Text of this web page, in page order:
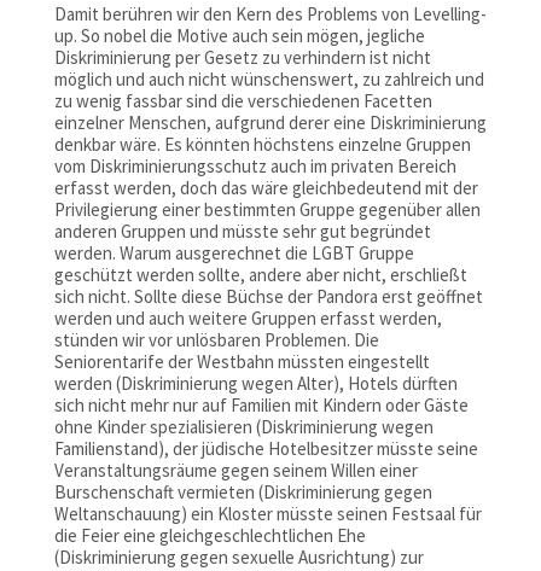
Damit berühren wir den Kern des Problems von Levelling-
up. So nobel die Motive auch sein mögen, jegliche
Diskriminierung per Gesetz zu verhindern ist nicht
möglich und auch nicht wünschenswert, zu zahlreich und
zu wenig fassbar sind die verschiedenen Facetten
einzelner Menschen, aufgrund derer eine Diskriminierung
denkbar wäre. Es könnten höchstens einzelne Gruppen
vom Diskriminierungsschutz auch im privaten Bereich
erfasst werden, doch das wäre gleichbedeutend mit der
Privilegierung einer bestimmten Gruppe gegenüber allen
anderen Gruppen und müsste sehr gut begründet
werden. Warum ausgerechnet die LGBT Gruppe
geschützt werden sollte, andere aber nicht, erschließt
sich nicht. Sollte diese Büchse der Pandora erst geöffnet
werden und auch weitere Gruppen erfasst werden,
stünden wir vor unlösbaren Problemen. Die
Seniorentarife der Westbahn müssten eingestellt
werden (Diskriminierung wegen Alter), Hotels dürften
sich nicht mehr nur auf Familien mit Kindern oder Gäste
ohne Kinder spezialisieren (Diskriminierung wegen
Familienstand), der jüdische Hotelbesitzer müsste seine
Veranstaltungsräume gegen seinem Willen einer
Burschenschaft vermieten (Diskriminierung gegen
Weltanschauung) ein Kloster müsste seinen Festsaal für
die Feier eine gleichgeschlechtlichen Ehe
(Diskriminierung gegen sexuelle Ausrichtung) zur